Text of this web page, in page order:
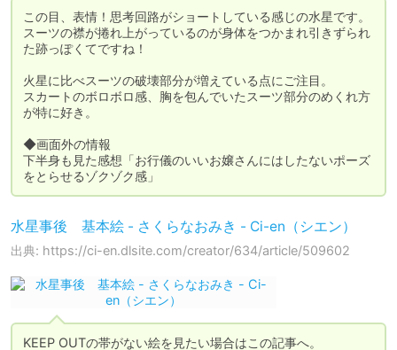
この目、表情！思考回路がショートしている感じの水星です。
スーツの襟が捲れ上がっているのが身体をつかまれ引きずられ
た跡っぽくてですね！
火星に比べスーツの破壊部分が増えている点にご注目。
スカートのボロボロ感、胸を包んでいたスーツ部分のめくれ方
が特に好き。
◆画面外の情報
下半身も見た感想「お行儀のいいお嬢さんにはしたないポーズ
をとらせるゾクゾク感」
水星事後 基本絵 - さくらなおみき - Ci-en（シエン）
出典: https://ci-en.dlsite.com/creator/634/article/509602
KEEP OUTの帯がない絵を見たい場合はこの記事へ。